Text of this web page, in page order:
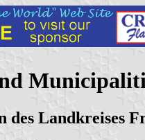
des Landkreises